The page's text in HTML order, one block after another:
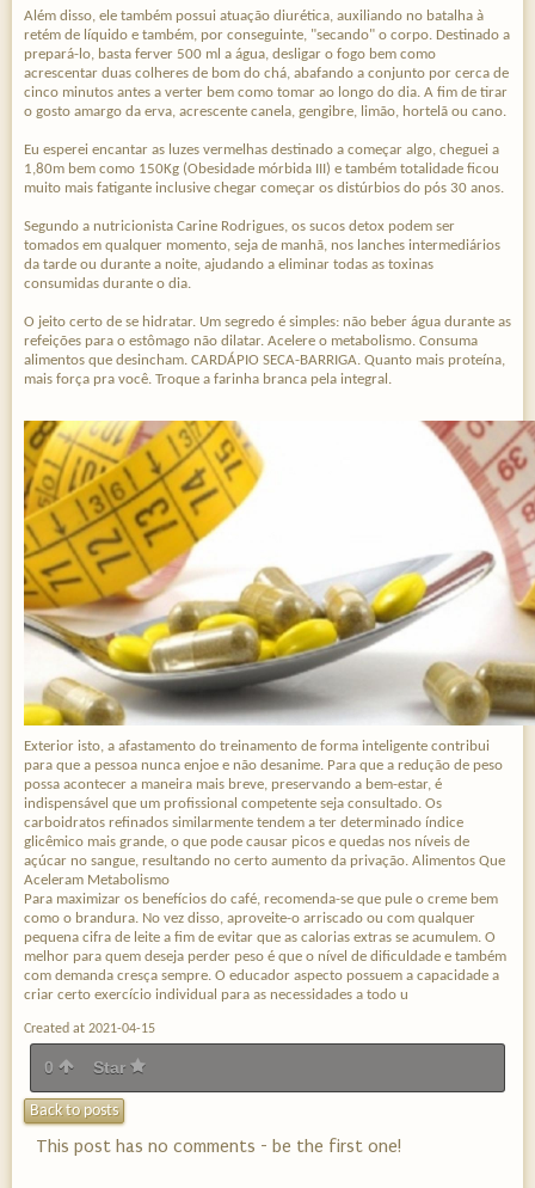
Além disso, ele também possui atuação diurética, auxiliando no batalha à
retém de líquido e também, por conseguinte, "secando" o corpo. Destinado a
prepará-lo, basta ferver 500 ml a água, desligar o fogo bem como
acrescentar duas colheres de bom do chá, abafando a conjunto por cerca de
cinco minutos antes a verter bem como tomar ao longo do dia. A fim de tirar
o gosto amargo da erva, acrescente canela, gengibre, limão, hortelã ou cano.
Eu esperei encantar as luzes vermelhas destinado a começar algo, cheguei a
1,80m bem como 150Kg (Obesidade mórbida III) e também totalidade ficou
muito mais fatigante inclusive chegar começar os distúrbios do pós 30 anos.
Segundo a nutricionista Carine Rodrigues, os sucos detox podem ser
tomados em qualquer momento, seja de manhã, nos lanches intermediários
da tarde ou durante a noite, ajudando a eliminar todas as toxinas
consumidas durante o dia.
O jeito certo de se hidratar. Um segredo é simples: não beber água durante as
refeições para o estômago não dilatar. Acelere o metabolismo. Consuma
alimentos que desincham. CARDÁPIO SECA-BARRIGA. Quanto mais proteína,
mais força pra você. Troque a farinha branca pela integral.
Exterior isto, a afastamento do treinamento de forma inteligente contribui
para que a pessoa nunca enjoe e não desanime. Para que a redução de peso
possa acontecer a maneira mais breve, preservando a bem-estar, é
indispensável que um profissional competente seja consultado. Os
carboidratos refinados similarmente tendem a ter determinado índice
glicêmico mais grande, o que pode causar picos e quedas nos níveis de
açúcar no sangue, resultando no certo aumento da privação. Alimentos Que
Aceleram Metabolismo
Para maximizar os benefícios do café, recomenda-se que pule o creme bem
como o brandura. No vez disso, aproveite-o arriscado ou com qualquer
pequena cifra de leite a fim de evitar que as calorias extras se acumulem. O
melhor para quem deseja perder peso é que o nível de dificuldade e também
com demanda cresça sempre. O educador aspecto possuem a capacidade a
criar certo exercício individual para as necessidades a todo u
Created at 2021-04-15
0 Star
Back to posts
This post has no comments - be the first one!